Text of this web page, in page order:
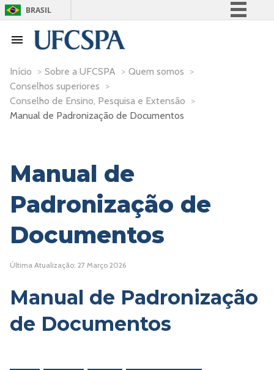
BRASIL
Participe
Início > Sobre a UFCSPA > Quem somos >
Conselhos superiores >
Conselho de Ensino, Pesquisa e Extensão >
Manual de Padronização de Documentos
Manual de
Padronização de
Documentos
Última Atualização: 27 Março 2026
Manual de Padronização
de Documentos